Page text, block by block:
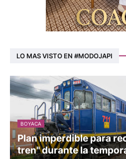
LO MAS VISTO EN #MODOJAPI
BOYACA
Plan imperdible para
tren" durante la